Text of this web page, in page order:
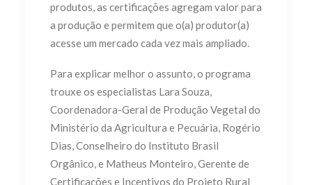
produtos, as certificações agregam valor para
a produção e permitem que o(a) produtor(a)
acesse um mercado cada vez mais ampliado.
Para explicar melhor o assunto, o programa
trouxe os especialistas Lara Souza,
Coordenadora-Geral de Produção Vegetal do
Ministério da Agricultura e Pecuária, Rogério
Dias, Conselheiro do Instituto Brasil
Orgânico, e Matheus Monteiro, Gerente de
Certificações e Incentivos do Projeto Rural